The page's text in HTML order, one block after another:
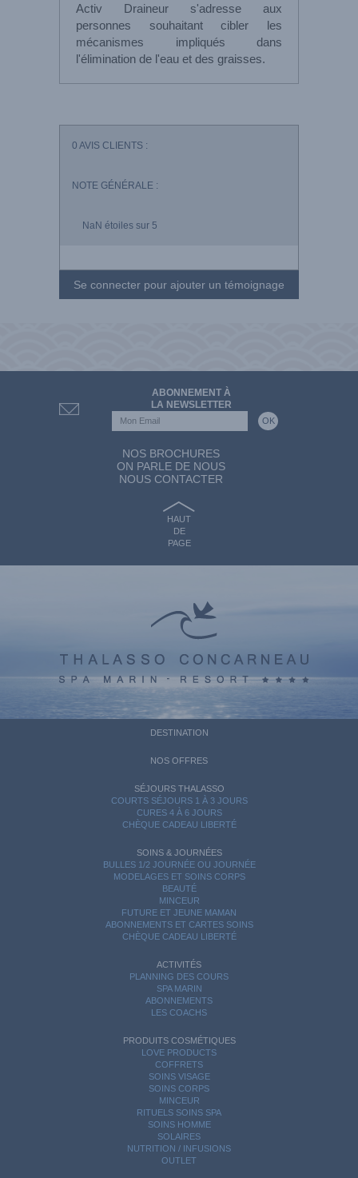
Activ Draineur s'adresse aux
personnes souhaitant cibler les
mécanismes impliqués dans
l'élimination de l'eau et des graisses.
0 AVIS CLIENTS :
NOTE GÉNÉRALE :
NaN étoiles sur 5
Se connecter pour ajouter un témoignage
ABONNEMENT À
LA NEWSLETTER
NOS BROCHURES
ON PARLE DE NOUS
NOUS CONTACTER
HAUT
DE
PAGE
DESTINATION
NOS OFFRES
SÉJOURS THALASSO
COURTS SÉJOURS 1 À 3 JOURS
CURES 4 À 6 JOURS
CHÈQUE CADEAU LIBERTÉ
SOINS & JOURNÉES
BULLES 1/2 JOURNÉE OU JOURNÉE
MODELAGES ET SOINS CORPS
BEAUTÉ
MINCEUR
FUTURE ET JEUNE MAMAN
ABONNEMENTS ET CARTES SOINS
CHÈQUE CADEAU LIBERTÉ
ACTIVITÉS
PLANNING DES COURS
SPA MARIN
ABONNEMENTS
LES COACHS
PRODUITS COSMÉTIQUES
LOVE PRODUCTS
COFFRETS
SOINS VISAGE
SOINS CORPS
MINCEUR
RITUELS SOINS SPA
SOINS HOMME
SOLAIRES
NUTRITION / INFUSIONS
OUTLET